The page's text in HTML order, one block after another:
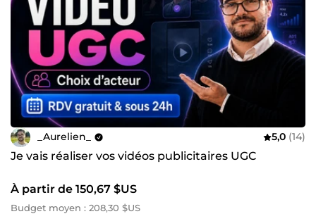
_Aurelien_ 5,0 (14)
Je vais réaliser vos vidéos publicitaires UGC
À partir de 150,67 $US
Budget moyen : 208,30 $US